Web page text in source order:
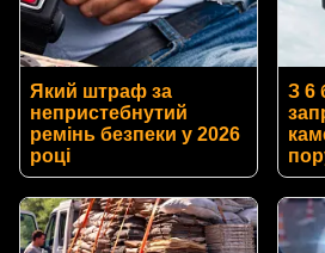
Який штраф за
непристебнутий
ремінь безпеки у 2026
році
З 6